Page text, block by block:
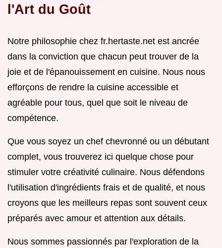
l'Art du Goût
Notre philosophie chez fr.hertaste.net est ancrée
dans la conviction que chacun peut trouver de la
joie et de l'épanouissement en cuisine. Nous nous
efforçons de rendre la cuisine accessible et
agréable pour tous, quel que soit le niveau de
compétence.
Que vous soyez un chef chevronné ou un débutant
complet, vous trouverez ici quelque chose pour
stimuler votre créativité culinaire. Nous défendons
l'utilisation d'ingrédients frais et de qualité, et nous
croyons que les meilleurs repas sont souvent ceux
préparés avec amour et attention aux détails.
Nous sommes passionnés par l'exploration de la